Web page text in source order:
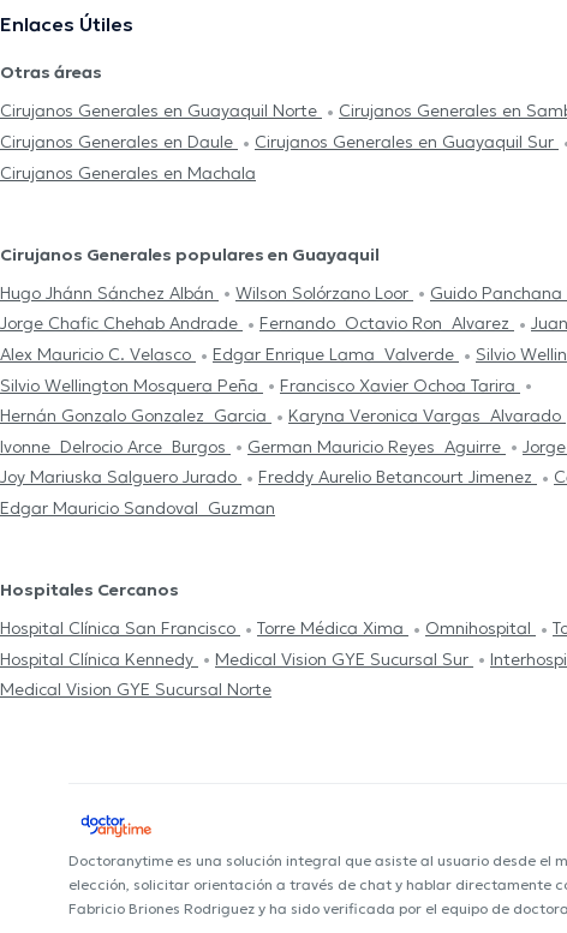
Enlaces Útiles
Otras áreas
Cirujanos Generales en Guayaquil Norte
Cirujanos Generales en
Cirujanos Generales en Daule
Cirujanos Generales en Guayaquil Sur
Cirujanos Generales en Machala
Cirujanos Generales populares en Guayaquil
Hugo Jhánn Sánchez Albán
Wilson Solórzano Loor
Guido Panchana
Jorge Chafic Chehab Andrade
Fernando Octavio Ron Alvarez
Alex Mauricio C. Velasco
Edgar Enrique Lama Valverde
Silvio
Silvio Wellington Mosquera Peña
Francisco Xavier Ochoa Tarira
Hernán Gonzalo Gonzalez Garcia
Karyna Veronica Vargas Alvarado
Ivonne Delrocio Arce Burgos
German Mauricio Reyes Aguirre
Joy Mariuska Salguero Jurado
Freddy Aurelio Betancourt Jimenez
Edgar Mauricio Sandoval Guzman
Hospitales Cercanos
Hospital Clínica San Francisco
Torre Médica Xima Omnihospital
Hospital Clínica Kennedy
Medical Vision GYE Sucursal Sur
Medical Vision GYE Sucursal Norte
Doctoranytime es una solución integral que asiste al usuario desde el
elección, solicitar orientación a través de chat y hablar directamente
Fabricio Briones Rodriguez y ha sido verificada por el equipo de